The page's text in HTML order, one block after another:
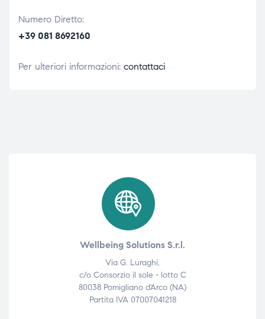
Numero Diretto:
+39 081 8692160
Per ulteriori informazioni: contattaci
Wellbeing Solutions S.r.l.
Via G. Luraghi,
c/o Consorzio il sole - lotto C
80038 Pomigliano d'Arco (NA)
Partita IVA 07007041218